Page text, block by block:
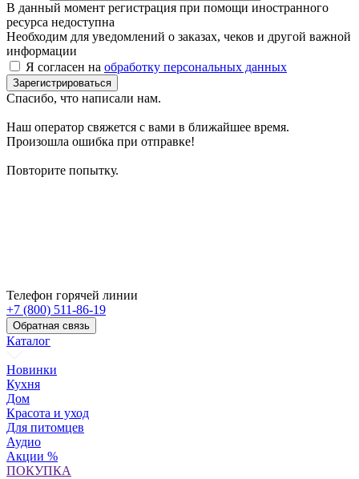
В данный момент регистрация при помощи иностранного
ресурса недоступна
Необходим для уведомлений о заказах, чеков и другой важной
информации
Я согласен на обработку персональных данных
Зарегистрироваться
Спасибо, что написали нам.
Наш оператор свяжется с вами в ближайшее время.
Произошла ошибка при отправке!
Повторите попытку.
Телефон горячей линии
+7 (800) 511-86-19
Обратная связь
Каталог
Новинки
Кухня
Дом
Красота и уход
Для питомцев
Аудио
Акции %
ПОКУПКА